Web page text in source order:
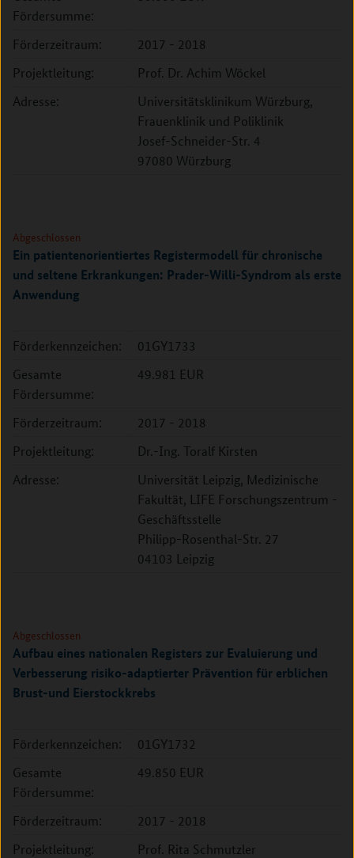
Fördersumme:
Förderzeitraum:
2017 - 2018
Projektleitung:
Prof. Dr. Achim Wöckel
Adresse:
Universitätsklinikum Würzburg,
Frauenklinik und Poliklinik
Josef-Schneider-Str. 4
97080 Würzburg
Abgeschlossen
Ein patientenorientiertes Registermodell für chronische
und seltene Erkrankungen: Prader-Willi-Syndrom als erste
Anwendung
Förderkennzeichen:
01GY1733
Gesamte
Fördersumme:
49.981 EUR
Förderzeitraum:
2017 - 2018
Projektleitung:
Dr.-Ing. Toralf Kirsten
Adresse:
Universität Leipzig, Medizinische
Fakultät, LIFE Forschungszentrum -
Geschäftsstelle
Philipp-Rosenthal-Str. 27
04103 Leipzig
Abgeschlossen
Aufbau eines nationalen Registers zur Evaluierung und
Verbesserung risiko-adaptierter Prävention für erblichen
Brust-und Eierstockkrebs
Förderkennzeichen:
01GY1732
Gesamte
Fördersumme:
49.850 EUR
Förderzeitraum:
2017 - 2018
Projektleitung:
Prof. Rita Schmutzler